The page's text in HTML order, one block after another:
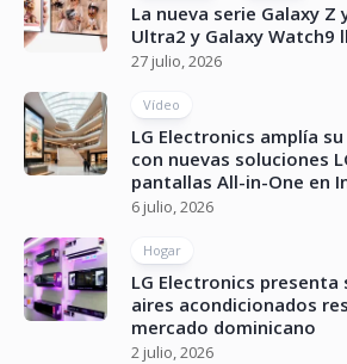
La nueva serie Galaxy Z
Ultra2 y Galaxy Watch9
27 julio, 2026
Vídeo
LG Electronics amplía
con nuevas soluciones
pantallas All-in-One en
6 julio, 2026
Hogar
LG Electronics
aires acondicionados
mercado dominicano
2 julio, 2026